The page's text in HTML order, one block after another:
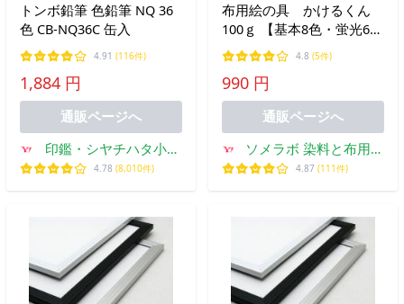
トンボ鉛筆 色鉛筆 NQ 36
色 CB-NQ36C 缶入
4.91 (116件)
1,884 円
通販ページへ
印鑑・シヤチハタ小川
祥雲堂
4.78 (8,010件)
布用絵の具 かけるくん
100ｇ 【基本8色・蛍光6
色】 乾かすと洗濯OK 消し
ゴムハンコのスタンプイン
ク 混色OK 硬くならな
い布用塗料
4.8 (5件)
990 円
通販ページへ
ソメラボ 染料と布用絵
の具の専門店
4.87 (111件)